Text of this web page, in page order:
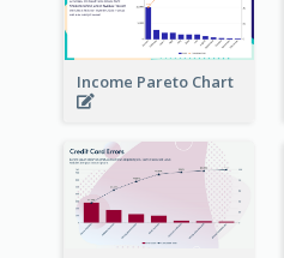
Income Pareto Chart